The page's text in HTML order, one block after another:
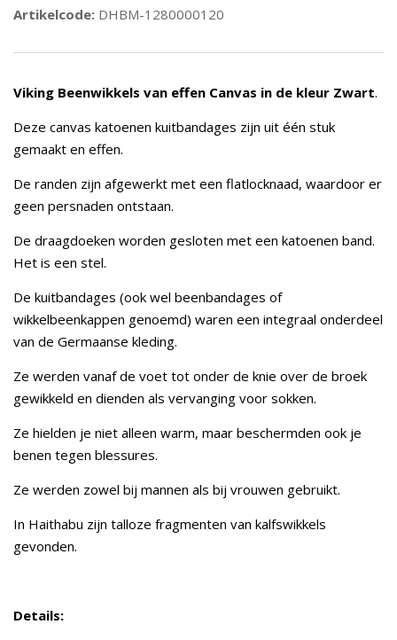
Artikelcode: DHBM-1280000120
Viking Beenwikkels van effen Canvas in de kleur Zwart.
Deze canvas katoenen kuitbandages zijn uit één stuk
gemaakt en effen.
De randen zijn afgewerkt met een flatlocknaad, waardoor er
geen persnaden ontstaan.
De draagdoeken worden gesloten met een katoenen band.
Het is een stel.
De kuitbandages (ook wel beenbandages of
wikkelbeenkappen genoemd) waren een integraal onderdeel
van de Germaanse kleding.
Ze werden vanaf de voet tot onder de knie over de broek
gewikkeld en dienden als vervanging voor sokken.
Ze hielden je niet alleen warm, maar beschermden ook je
benen tegen blessures.
Ze werden zowel bij mannen als bij vrouwen gebruikt.
In Haithabu zijn talloze fragmenten van kalfswikkels
gevonden.
Details: